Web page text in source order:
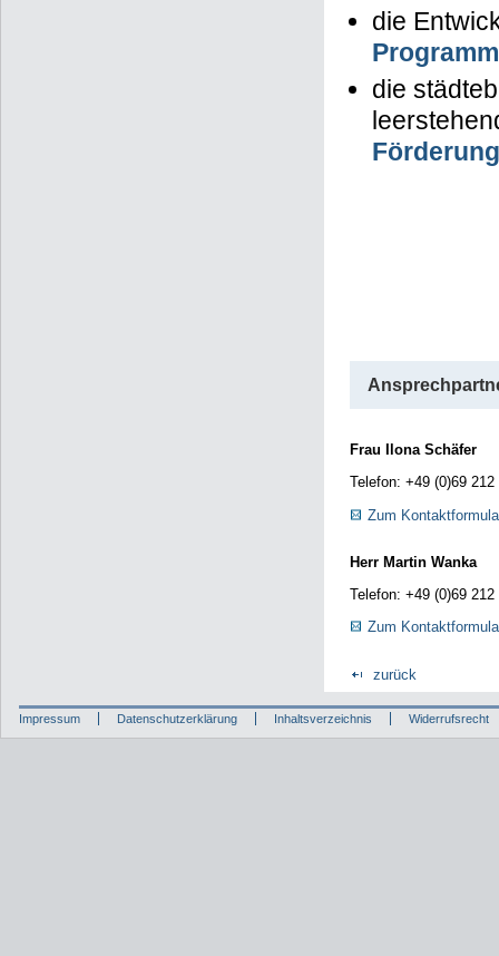
die
die
Frau Ilona Schäfer
Telefon: +49 (0)69 212
Zum
Herr Martin Wanka
Telefon: +49 (0)69 212
Zum
zurück
Impressum Datenschutzerklärung Inhaltsverzeichnis Widerrufsrecht